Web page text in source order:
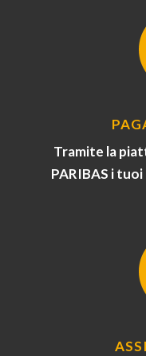
Tramite la
PARIBAS i